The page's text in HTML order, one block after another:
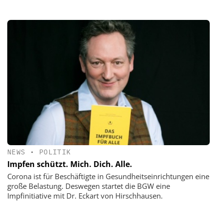
NEWS • POLITIK
Impfen schützt. Mich. Dich. Alle.
Corona ist für Beschäftigte in Gesundheitseinrichtungen eine
große Belastung. Deswegen startet die BGW eine
Impfinitiative mit Dr. Eckart von Hirschhausen.